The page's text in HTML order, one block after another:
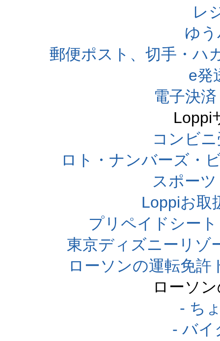
レ
ゆ
郵便ポスト、切手・ハ
e発
電子決
Loppi
コンビ
ロト・ナンバーズ・
スポー
Loppiお取
プリペイドシー
東京ディズニーリゾ
ローソンの運転免
ローソ
- ち
- バイ